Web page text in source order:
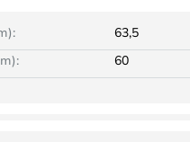
60
63,5